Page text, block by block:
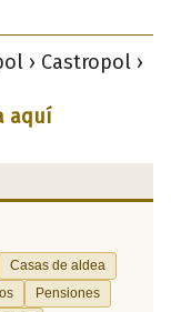
› Castropol ›
aquí